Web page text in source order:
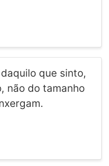
que sinto,
não do tamanho